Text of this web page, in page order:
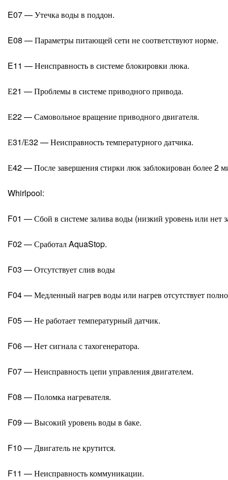
E07 — Утечка воды в поддон.
E08 — Параметры питающей сети не соответствуют норме.
E11 — Неисправность в системе блокировки люка.
Е21 — Проблемы в системе приводного привода.
Е22 — Самовольное вращение приводного двигателя.
Е31/Е32 — Неисправность температурного датчика.
Е42 — После завершения стирки люк заблокирован более 2
Whirlpool:
F01 — Сбой в системе залива воды (низкий уровень или нет
F02 — Сработал AquaStop.
F03 — Отсутствует слив воды
F04 — Медленный нагрев воды или нагрев отсутствует
F05 — Не работает температурный датчик.
F06 — Нет сигнала с тахогенератора.
F07 — Неисправность цепи управления двигателем.
F08 — Поломка нагревателя.
F09 — Высокий уровень воды в баке.
F10 — Двигатель не крутится.
F11 — Неисправность коммуникации.